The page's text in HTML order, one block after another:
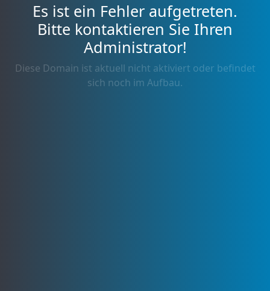
Es ist ein Fehler aufgetreten.
Bitte kontaktieren Sie Ihren
Administrator!
Diese Domain ist aktuell nicht aktiviert oder befindet
sich noch im Aufbau.